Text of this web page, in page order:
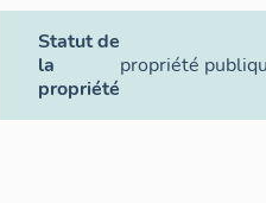
Statut de
la
propriété
propriété